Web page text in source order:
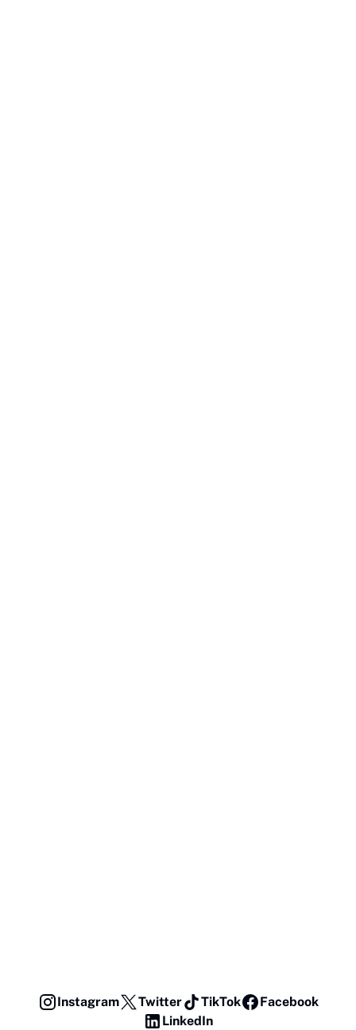
Instagram Twitter TikTok
Facebook
LinkedIn